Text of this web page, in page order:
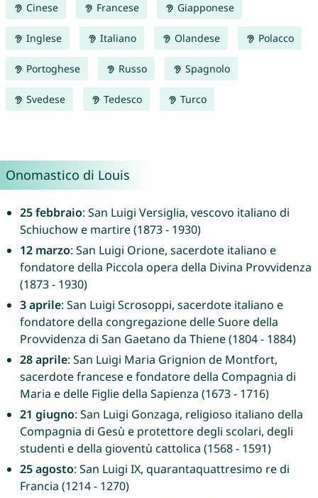
Cinese Francese Giapponese
Inglese Italiano Olandese Polacco
Portoghese Russo Spagnolo
Svedese Tedesco Turco
Onomastico di Louis
25 febbraio: San Luigi Versiglia, vescovo italiano di
Schiuchow e martire (1873 - 1930)
12 marzo: San Luigi Orione, sacerdote italiano e
fondatore della Piccola opera della Divina Provvidenza
(1873 - 1930)
3 aprile: San Luigi Scrosoppi, sacerdote italiano e
fondatore della congregazione delle Suore della
Provvidenza di San Gaetano da Thiene (1804 - 1884)
28 aprile: San Luigi Maria Grignion de Montfort,
sacerdote francese e fondatore della Compagnia di
Maria e delle Figlie della Sapienza (1673 - 1716)
21 giugno: San Luigi Gonzaga, religioso italiano della
Compagnia di Gesù e protettore degli scolari, degli
studenti e della gioventù cattolica (1568 - 1591)
25 agosto: San Luigi IX, quarantaquattresimo re di
Francia (1214 - 1270)